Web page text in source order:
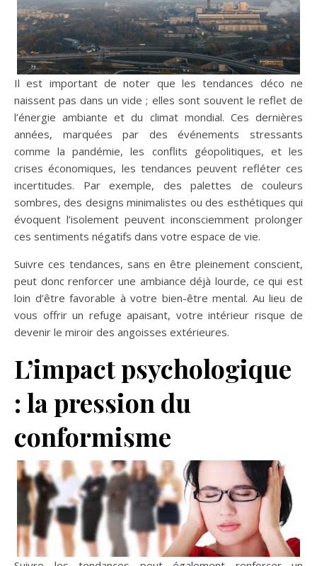
Il est important de noter que les tendances déco ne
naissent pas dans un vide ; elles sont souvent le reflet de
l’énergie ambiante et du climat mondial. Ces dernières
années, marquées par des événements stressants
comme la pandémie, les conflits géopolitiques, et les
crises économiques, les tendances peuvent refléter ces
incertitudes. Par exemple, des palettes de couleurs
sombres, des designs minimalistes ou des esthétiques qui
évoquent l’isolement peuvent inconsciemment prolonger
ces sentiments négatifs dans votre espace de vie.
Suivre ces tendances, sans en être pleinement conscient,
peut donc renforcer une ambiance déjà lourde, ce qui est
loin d’être favorable à votre bien-être mental. Au lieu de
vous offrir un refuge apaisant, votre intérieur risque de
devenir le miroir des angoisses extérieures.
L’impact psychologique
: la pression du
conformisme